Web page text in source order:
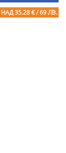
НАД 35.28 € / 69 ЛВ.